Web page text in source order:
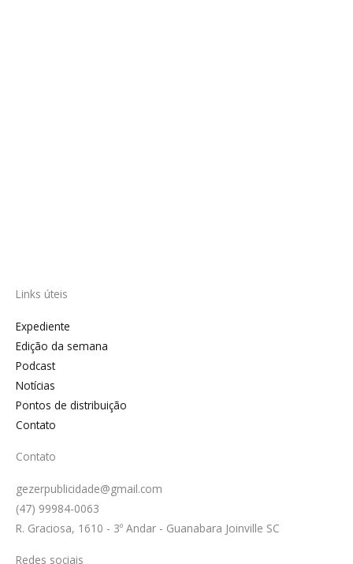
Links úteis
Expediente
Edição da semana
Podcast
Notícias
Pontos de distribuição
Contato
Contato
gezerpublicidade@gmail.com
(47) 99984-0063
R. Graciosa, 1610 - 3º Andar - Guanabara Joinville SC
Redes sociais